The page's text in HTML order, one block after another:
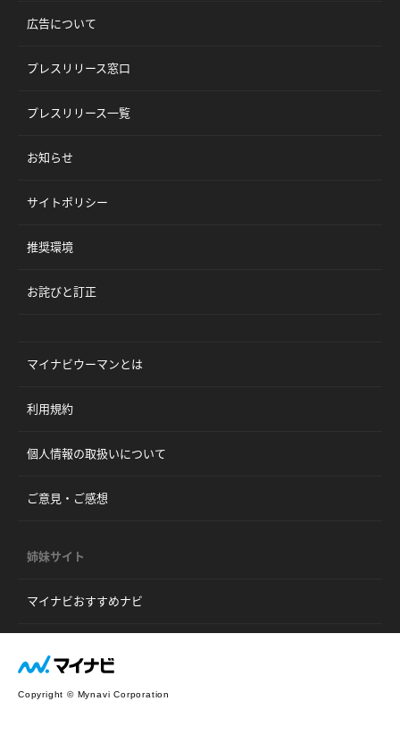
広告について
プレスリリース窓口
プレスリリース一覧
お知らせ
サイトポリシー
推奨環境
お詫びと訂正
マイナビウーマンとは
利用規約
個人情報の取扱いについて
ご意見・ご感想
姉妹サイト
マイナビおすすめナビ
Copyright © Mynavi Corporation